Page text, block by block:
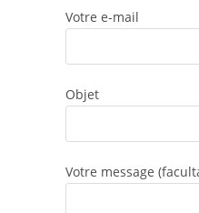
Votre e-mail
Objet
Votre message